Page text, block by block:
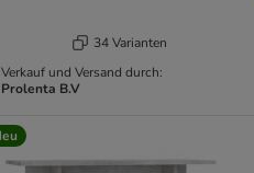
34 Varianten
Verkauf und Versand durch:
Prolenta B.V